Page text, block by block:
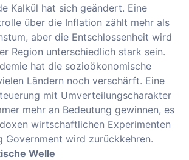
Kalkül hat sich geändert. Eine
über die Inflation zählt mehr als
aber die Entschlossenheit wird
Region unterschiedlich stark sein.
hat die sozioökonomische
Ländern noch verschärft. Eine
mit Umverteilungscharakter
mehr an Bedeutung gewinnen, es
wirtschaftlichen Experimenten
Government wird zurückkehren.
Welle